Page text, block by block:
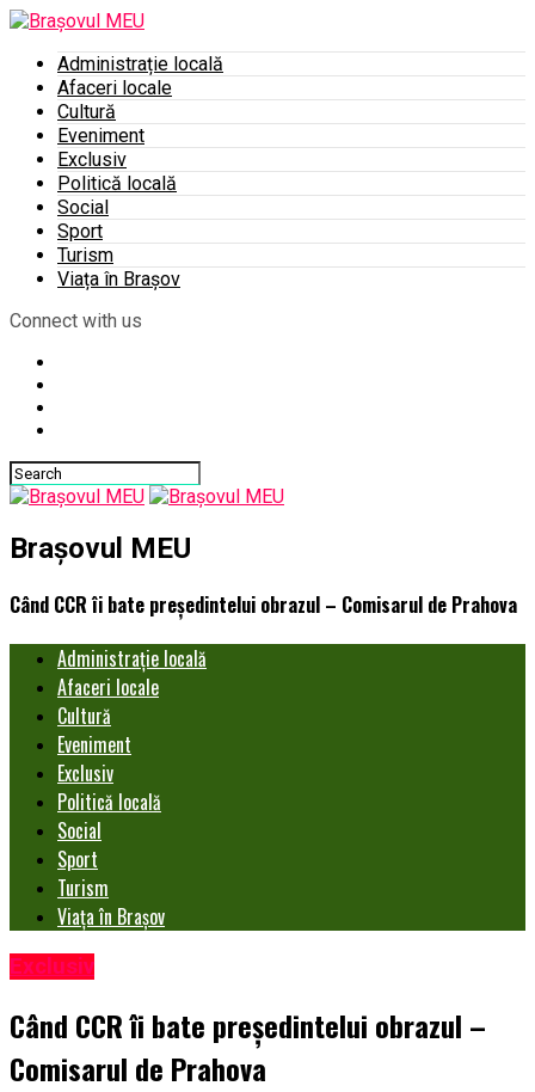
Administrație locală
Afaceri locale
Cultură
Eveniment
Exclusiv
Politică locală
Social
Sport
Turism
Viața în Brașov
Connect with us
Brașovul MEU
Când CCR îi bate președintelui obrazul – Comisarul de Prahova
Administrație locală
Afaceri locale
Cultură
Eveniment
Exclusiv
Politică locală
Social
Sport
Turism
Viața în Brașov
Exclusiv
Când CCR îi bate președintelui obrazul –
Comisarul de Prahova